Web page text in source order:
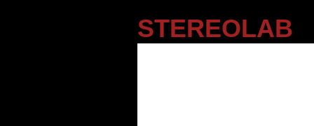
STEREOLAB